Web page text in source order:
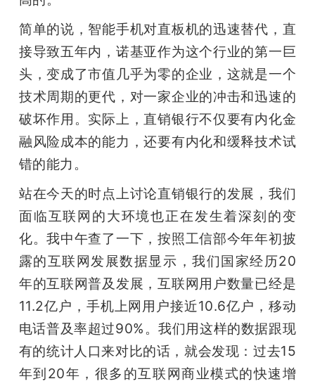
简单的说，智能手机对直板机的迅速替代，直
接导致五年内，诺基亚作为这个行业的第一巨
头，变成了市值几乎为零的企业，这就是一个
技术周期的更代，对一家企业的冲击和迅速的
破坏作用。实际上，直销银行不仅要有内化金
融风险成本的能力，还要有内化和缓释技术试
错的能力。
站在今天的时点上讨论直销银行的发展，我们
面临互联网的大环境也正在发生着深刻的变
化。我中午查了一下，按照工信部今年年初披
露的互联网发展数据显示，我们国家经历20
年的互联网普及发展，互联网用户数量已经是
11.2亿户，手机上网用户接近10.6亿户，移动
电话普及率超过90%。我们用这样的数据跟现
有的统计人口来对比的话，就会发现：过去15
年到20年，很多的互联网商业模式的快速增